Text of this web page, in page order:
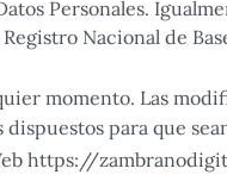
Personales.
Nacional de
momento. Las
para que
https://